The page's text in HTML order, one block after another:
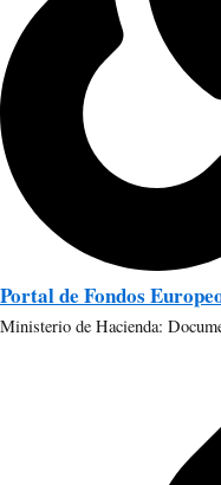
Portal de Fondos
Ministerio de Hacienda: